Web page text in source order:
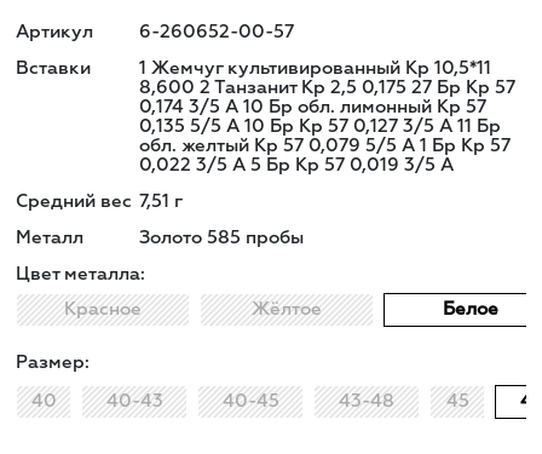
Артикул 6-260652-00-57
Вставки
1 Жемчуг культивированный Кр 10,5*11
8,600 2 Танзанит Кр 2,5 0,175 27 Бр Кр 57
0,174 3/5 А 10 Бр обл. лимонный Кр 57
0,135 5/5 А 10 Бр Кр 57 0,127 3/5 А 11 Бр
обл. желтый Кр 57 0,079 5/5 А 1 Бр Кр 57
0,022 3/5 А 5 Бр Кр 57 0,019 3/5 А
Средний вес 7,51 г
Металл Золото 585 пробы
Цвет металла:
Красное Жёлтое Белое
Размер:
40 40-43 40-45 43-48 45